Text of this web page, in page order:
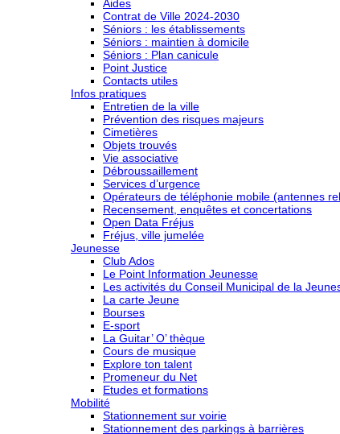
Aides
Contrat de Ville 2024-2030
Séniors : les établissements
Séniors : maintien à domicile
Séniors : Plan canicule
Point Justice
Contacts utiles
Infos pratiques
Entretien de la ville
Prévention des risques majeurs
Cimetières
Objets trouvés
Vie associative
Débroussaillement
Services d’urgence
Opérateurs de téléphonie mobile (antennes
Recensement, enquêtes et concertations
Open Data Fréjus
Fréjus, ville jumelée
Jeunesse
Club Ados
Le Point Information Jeunesse
Les activités du Conseil Municipal de la
La carte Jeune
Bourses
E-sport
La Guitar’ O’ thèque
Cours de musique
Explore ton talent
Promeneur du Net
Etudes et formations
Mobilité
Stationnement sur voirie
Stationnement des parkings à barrières